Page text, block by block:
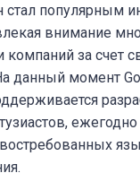
стал популярным
внимание
компаний за счет
данный момент
ежегодно